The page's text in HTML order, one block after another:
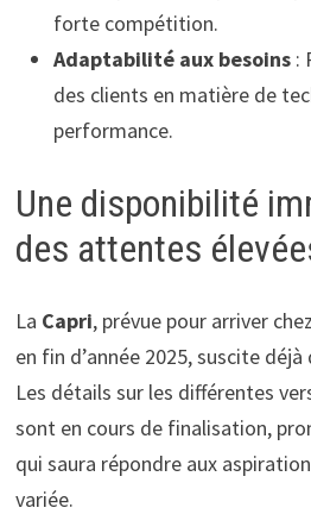
forte compétition.
Adaptabilité aux besoins:
des clients en matière de
performance.
Une disponibilité
des attentes
La Capri, prévue pour arriver
en fin d’année 2025, suscite
Les détails sur les différentes
sont en cours de finalisation,
qui saura répondre aux
variée.